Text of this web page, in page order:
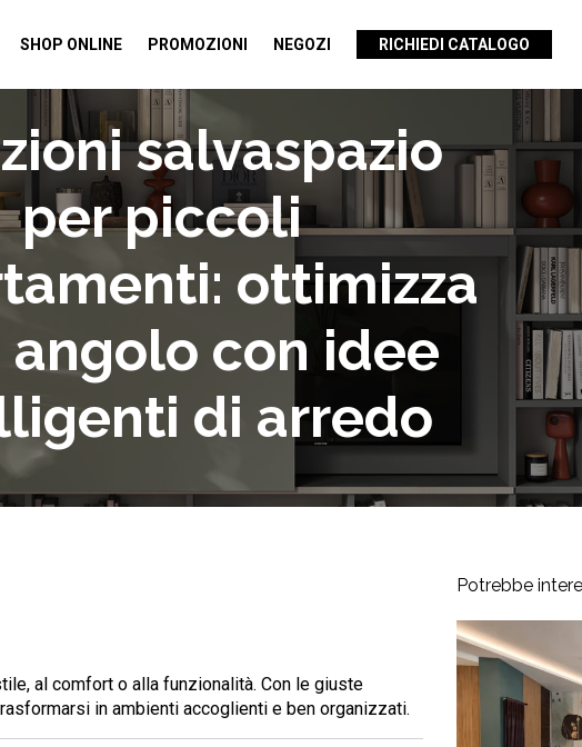
SHOP ONLINE PROMOZIONI NEGOZI RICHIEDI CATALOGO
salvaspazio
per piccoli
ottimizza
angolo con idee
di arredo
al comfort o alla funzionalità. Con le giuste
in ambienti accoglienti e ben organizzati.
Potrebbe